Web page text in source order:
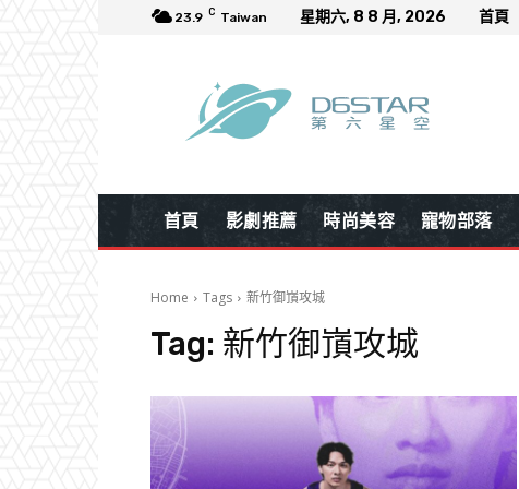
23.9 C Taiwan 星期六, 8 8 月, 2026 首頁
首頁 影劇推薦 時尚美容 寵物部落
Home Tags 新竹御嵿攻城
Tag: 新竹御嵿攻城